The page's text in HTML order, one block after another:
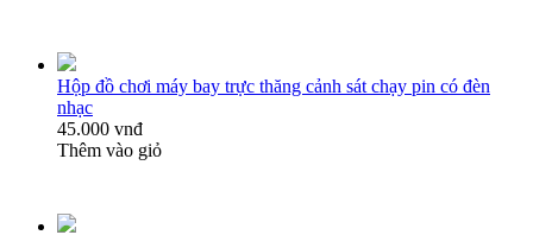
Hộp đồ chơi máy bay trực thăng cảnh sát chạy pin có đèn
nhạc
45.000 vnđ
Thêm vào giỏ